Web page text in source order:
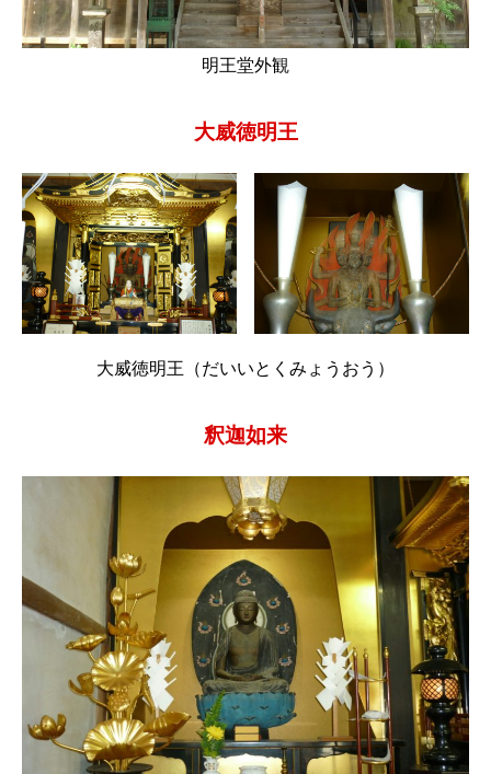
明王堂外観
大威徳明王
大威徳明王（だいいとくみょうおう）
釈迦如来